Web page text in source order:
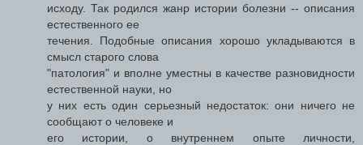
исходу. Так родился жанр истории болезни -- описания
естественного ее
течения. Подобные описания хорошо укладываются в
смысл старого слова
"патология" и вполне уместны в качестве разновидности
естественной науки, но
у них есть один серьезный недостаток: они ничего не
сообщают о человеке и
его истории, о внутреннем опыте личности,